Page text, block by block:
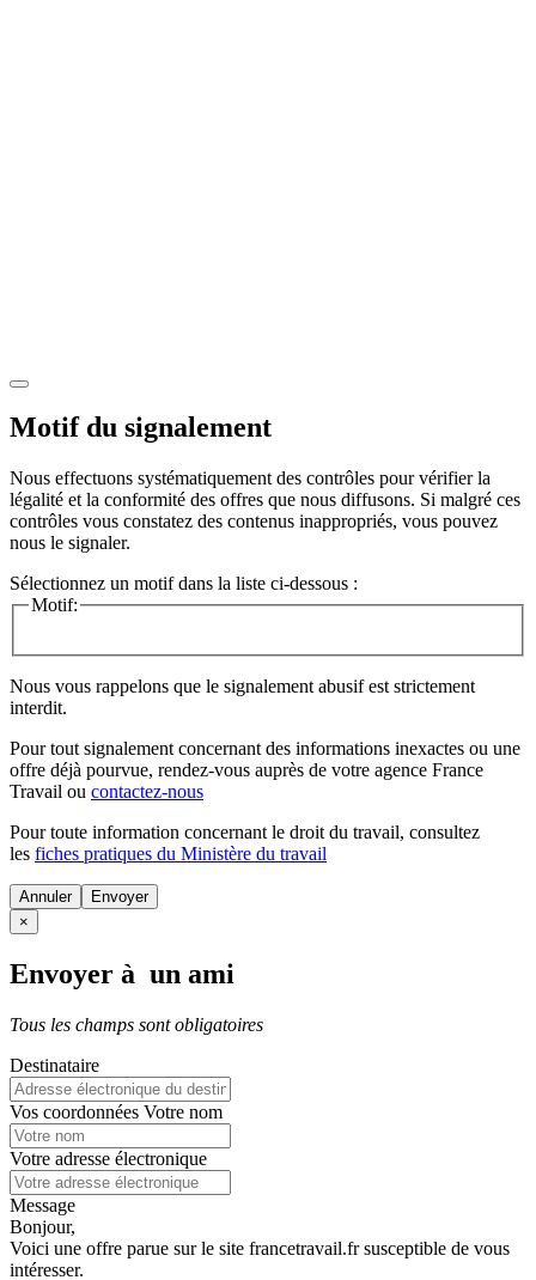
Motif du signalement
Nous effectuons systématiquement des contrôles pour vérifier la
légalité et la conformité des offres que nous diffusons. Si malgré ces
contrôles vous constatez des contenus inappropriés, vous pouvez
nous le signaler.
Sélectionnez un motif dans la liste ci-dessous :
Motif:
Nous vous rappelons que le signalement abusif est strictement
interdit.
Pour tout signalement concernant des informations inexactes ou une
offre déjà pourvue, rendez-vous auprès de votre agence France
Travail ou contactez-nous
Pour toute information concernant le droit du travail, consultez
les fiches pratiques du Ministère du travail
Annuler
×
Envoyer à un ami
Tous les champs sont obligatoires
Destinataire
Vos coordonnées Votre nom
Votre adresse électronique
Message
Bonjour,
Voici une offre parue sur le site francetravail.fr susceptible de vous
intéresser.